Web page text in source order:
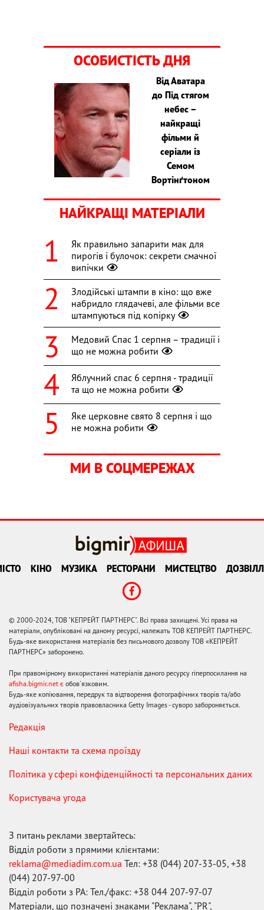
ОСОБИСТІСТЬ ДНЯ
Від Аватара
до Під стягом
небес –
найкращі
фільми й
серіали із
Семом
Вортінґтоном
НАЙКРАЩІ МАТЕРІАЛИ
Як правильно запарити мак для
пирогів і булочок: секрети смачної
випічки
Злодійські штампи в кіно: що вже
набридло глядачеві, але фільми все
штампуються під копірку
Медовий Спас 1 серпня – традиції і
що не можна робити
Яблучний спас 6 серпня - традиції
та що не можна робити
Яке церковне свято 8 серпня і що
не можна робити
МИ В СОЦМЕРЕЖАХ
КІНО МУЗИКА РЕСТОРАНИ МИСТЕЦТВО
© 2000-2024, ТОВ "КЕПРЕЙТ ПАРТНЕРС". Всі права захищені. Усі права на
матеріали, опубліковані на даному ресурсі, належать ТОВ КЕПРЕЙТ ПАРТНЕРС.
Будь-яке використання матеріалів без письмового дозволу ТОВ «КЕПРЕЙТ
ПАРТНЕРС» заборонено.
При правомірному використанні матеріалів даного ресурсу гіперпосилання на
afisha.bigmir.net є обов'язковим.
Будь-яке копіювання, передрук та відтворення фотографічних творів та/або
аудіовізуальних творів правовласника Getty Images - суворо забороняється.
Редакція
Наші контакти та схема проїзду
Політика у сфері конфіденційності та персональних даних
Користувача угода
З питань реклами звертайтесь:
Відділ роботи з прямими клієнтами:
reklama@mediadim.com.ua Тел: +38 (044) 207-33-05, +38
(044) 207-97-00
Відділ роботи з РА: Тел./факс: +38 044 207-97-07
Матеріали, що позначені знаками "Реклама", "PR",